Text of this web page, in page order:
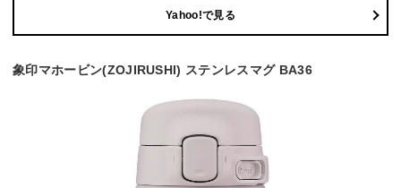
Yahoo!で見る
象印マホービン(ZOJIRUSHI) ステンレスマグ BA36